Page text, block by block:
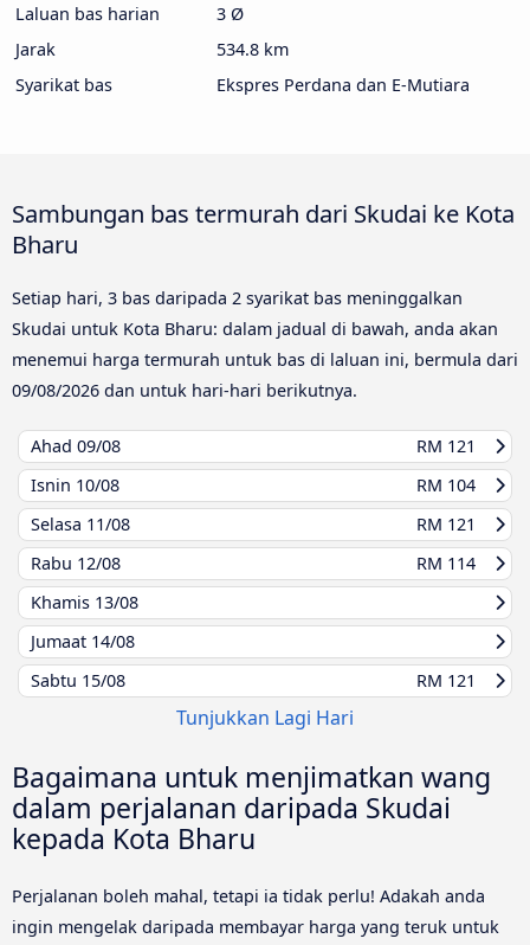
Laluan bas harian
3 Ø
Jarak
534.8 km
Syarikat bas
Ekspres Perdana dan E-Mutiara
Sambungan bas termurah dari Skudai ke Kota
Bharu
Setiap hari, 3 bas daripada 2 syarikat bas meninggalkan
Skudai untuk Kota Bharu: dalam jadual di bawah, anda akan
menemui harga termurah untuk bas di laluan ini, bermula dari
09/08/2026 dan untuk hari-hari berikutnya.
Ahad 09/08
RM 121
Isnin 10/08
RM 104
Selasa 11/08
RM 121
Rabu 12/08
RM 114
Khamis 13/08
Jumaat 14/08
Sabtu 15/08 RM 121
Tunjukkan Lagi Hari
Bagaimana untuk menjimatkan wang
dalam perjalanan daripada Skudai
kepada Kota Bharu
Perjalanan boleh mahal, tetapi ia tidak perlu! Adakah anda
ingin mengelak daripada membayar harga yang teruk untuk